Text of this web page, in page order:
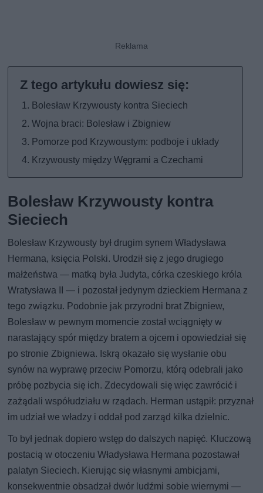
Bolesław Krzywousty kontra Sieciech
Wojna braci: Bolesław i Zbigniew
Pomorze pod Krzywoustym: podboje i układy
Krzywousty między Węgrami a Czechami
Bolesław Krzywousty kontra
Sieciech
Bolesław Krzywousty był drugim synem Władysława
Hermana, księcia Polski. Urodził się z jego drugiego
małżeństwa — matką była Judyta, córka czeskiego króla
Wratysława II — i pozostał jedynym dzieckiem Hermana z
tego związku. Podobnie jak przyrodni brat Zbigniew,
Bolesław w pewnym momencie został wciągnięty w
narastający spór między bratem a ojcem i opowiedział się
po stronie Zbigniewa. Iskrą okazało się wysłanie obu
synów na wyprawę przeciw Pomorzu, którą odebrali jako
próbę pozbycia się ich. Zdecydowali się więc zawrócić i
zażądali współudziału w rządach. Herman ustąpił: przyznał
im udział we władzy i oddał pod zarząd kilka dzielnic.
To był jednak dopiero wstęp do dalszych napięć. Kluczową
postacią w otoczeniu Władysława Hermana pozostawał
palatyn Sieciech. Kierując się własnymi ambicjami,
konsekwentnie obsadzał dwór ludźmi sobie wiernymi —